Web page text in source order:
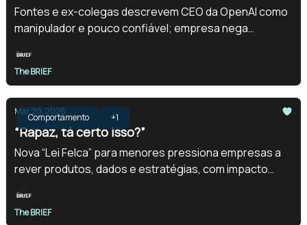
Fontes e ex-colegas descrevem CEO da OpenAI como
manipulador e pouco confiável; empresa nega
The BRIEF
Comportamento +1
Mar 20, 2026
“Rapaz, tá certo isso?”
Nova “Lei Felca” para menores pressiona empresas a
rever produtos, dados e estratégias, com impacto
The BRIEF